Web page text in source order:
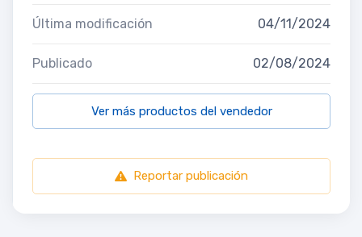
Última modificación 04/11/2024
Publicado 02/08/2024
Ver más productos del vendedor
Reportar publicación